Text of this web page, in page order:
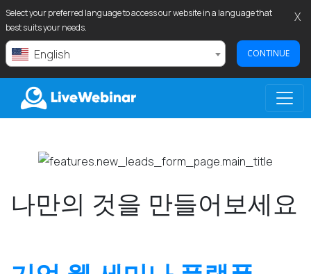
Select your preferred language to access our website in a language that
best suits your needs.
English CONTINUE
X
LIVEWEBINAR.COM
나만의 것을 만들어보세요